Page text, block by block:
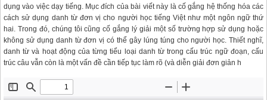
dụng vào việc dạy tiếng. Mục đích của bài viết này là cố gắng hệ thống hóa các
cách sử dụng danh từ đơn vị cho người học tiếng Việt như một ngôn ngữ thứ
hai. Trong đó, chúng tôi cũng cố gắng lý giải một số trường hợp sử dụng hoặc
không sử dụng danh từ đơn vị có thể gây lúng túng cho người học. Thiết nghĩ,
danh từ và hoạt động của từng tiểu loại danh từ trong cấu trúc ngữ đoạn, cấu
trúc câu vẫn còn là một vấn đề cần tiếp tục làm rõ (và diễn giải đơn giản h